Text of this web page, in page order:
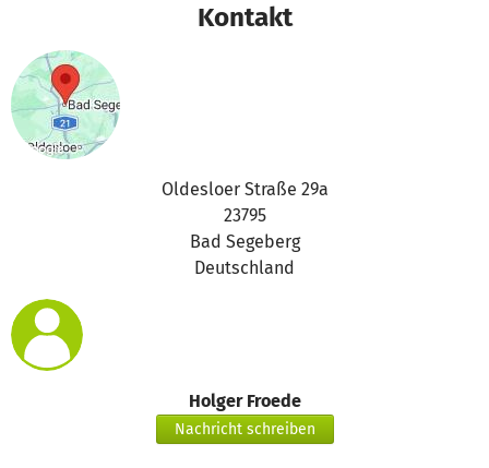
Kontakt
Oldesloer Straße 29a
23795
Bad Segeberg
Deutschland
Holger Froede
Nachricht schreiben